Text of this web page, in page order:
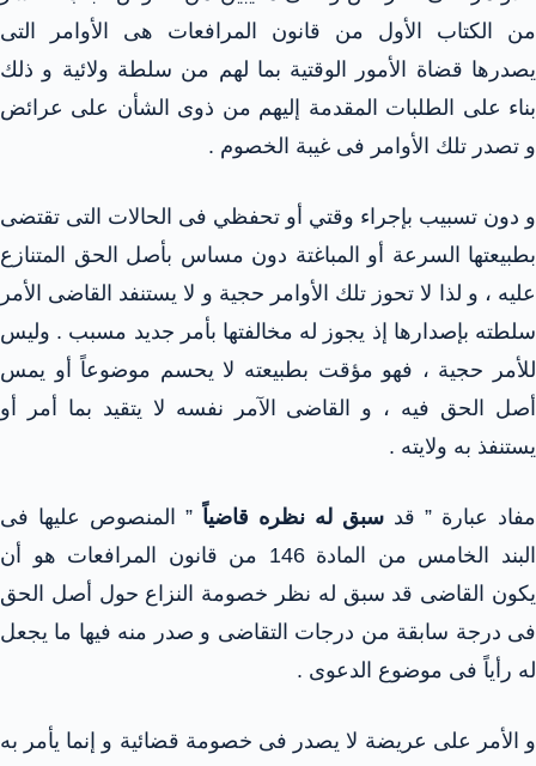
من الكتاب الأول من قانون المرافعات هى الأوامر التى
يصدرها قضاة الأمور الوقتية بما لهم من سلطة ولائية و ذلك
بناء على الطلبات المقدمة إليهم من ذوى الشأن على عرائض
و تصدر تلك الأوامر فى غيبة الخصوم .
و دون تسبيب بإجراء وقتي أو تحفظي فى الحالات التى تقتضى
بطبيعتها السرعة أو المباغتة دون مساس بأصل الحق المتنازع
عليه ، و لذا لا تحوز تلك الأوامر حجية و لا يستنفد القاضى الأمر
سلطته بإصدارها إذ يجوز له مخالفتها بأمر جديد مسبب . وليس
للأمر حجية ، فهو مؤقت بطبيعته لا يحسم موضوعاً أو يمس
أصل الحق فيه ، و القاضى الآمر نفسه لا يتقيد بما أمر أو
يستنفذ به ولايته .
مفاد عبارة ” قد سبق له نظره قاضياً ” المنصوص عليها فى
البند الخامس من المادة 146 من قانون المرافعات هو أن
يكون القاضى قد سبق له نظر خصومة النزاع حول أصل الحق
فى درجة سابقة من درجات التقاضى و صدر منه فيها ما يجعل
له رأياً فى موضوع الدعوى .
و الأمر على عريضة لا يصدر فى خصومة قضائية و إنما يأمر به